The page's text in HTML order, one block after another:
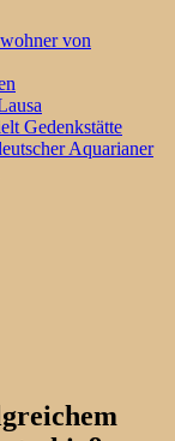
von
Gedenkstätte
Aquarianer